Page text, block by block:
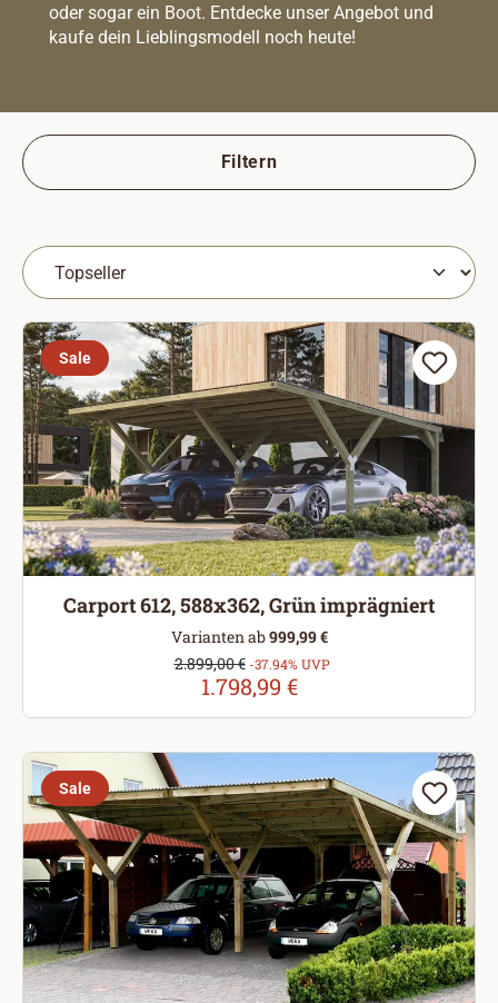
oder sogar ein Boot. Entdecke unser Angebot und
kaufe dein Lieblingsmodell noch heute!
Filtern
Sale
Carport 612, 588x362, Grün imprägniert
Varianten ab999,99 €
Verkaufspreis:
1.798,99 €
Regulärer Preis:
2.899,00 € -37.94% UVP
Sale